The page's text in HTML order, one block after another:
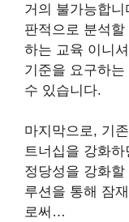
거의 불가능합
판적으로 분석
하는 교육 이니
기준을 요구하
수 있습니다.
마지막으로, 기
트너십을 강화
정당성을 강화
루션을 통해 잠
로써…